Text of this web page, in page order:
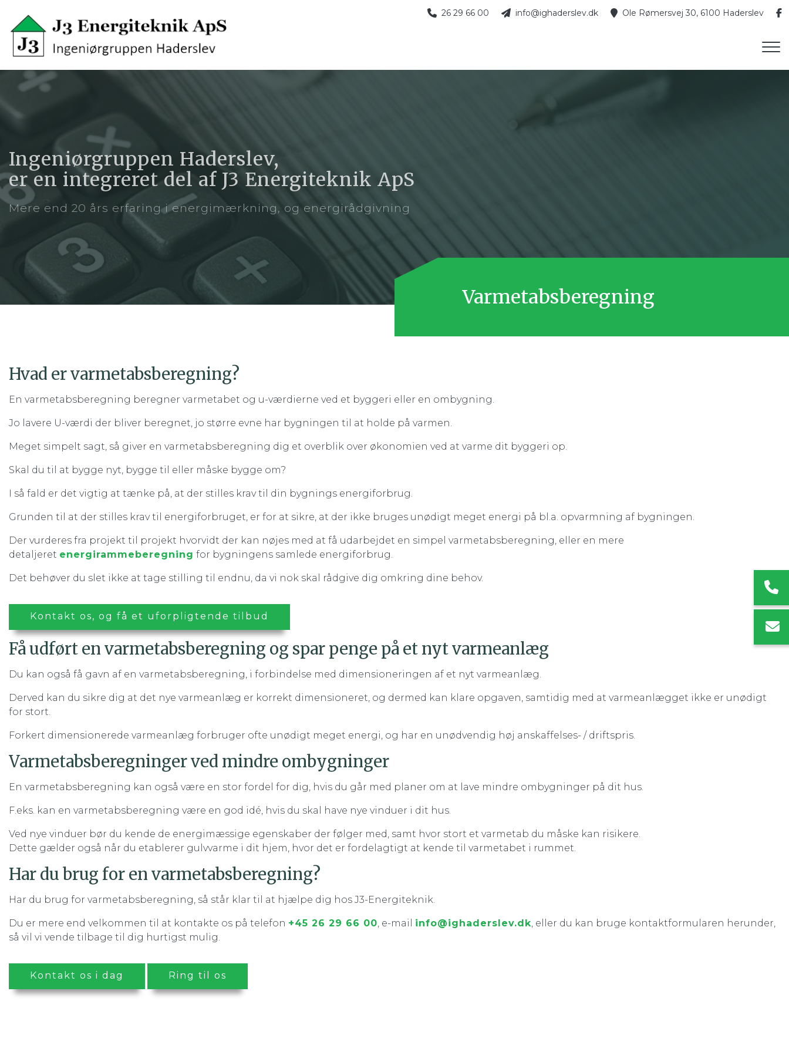
main
content
26 29 66 00 info@ighaderslev.dk Ole Rømersvej 30, 6100 Haderslev
Ingeniørgruppen Haderslev,
er en integreret del af J3 Energiteknik ApS
Mere end 20 års erfaring i energimærkning, og energirådgivning
Varmetabsberegning
Hvad er varmetabsberegning?
En varmetabsberegning beregner varmetabet og u-værdierne ved et byggeri eller en ombygning.
Jo lavere U-værdi der bliver beregnet, jo større evne har bygningen til at holde på varmen.
Meget simpelt sagt, så giver en varmetabsberegning dig et overblik over økonomien ved at varme dit byggeri op.
Skal du til at bygge nyt, bygge til eller måske bygge om?
I så fald er det vigtig at tænke på, at der stilles krav til din bygnings energiforbrug.
Grunden til at der stilles krav til energiforbruget, er for at sikre, at der ikke bruges unødigt meget energi på bl.a. opvarmning af bygningen.
Der vurderes fra projekt til projekt hvorvidt der kan nøjes med at få udarbejdet en simpel varmetabsberegning, eller en mere
detaljeret energirammeberegning for bygningens samlede energiforbrug.
Det behøver du slet ikke at tage stilling til endnu, da vi nok skal rådgive dig omkring dine behov.
Kontakt os, og få et uforpligtende tilbud
Få udført en varmetabsberegning og spar penge på et nyt varmeanlæg
Du kan også få gavn af en varmetabsberegning, i forbindelse med dimensioneringen af et nyt varmeanlæg.
Derved kan du sikre dig at det nye varmeanlæg er korrekt dimensioneret, og dermed kan klare opgaven, samtidig med at varmeanlægget ikke er unødigt
for stort.
Forkert dimensionerede varmeanlæg forbruger ofte unødigt meget energi, og har en unødvendig høj anskaffelses- / driftspris.
Varmetabsberegninger ved mindre ombygninger
En varmetabsberegning kan også være en stor fordel for dig, hvis du går med planer om at lave mindre ombygninger på dit hus.
F.eks. kan en varmetabsberegning være en god idé, hvis du skal have nye vinduer i dit hus.
Ved nye vinduer bør du kende de energimæssige egenskaber der følger med, samt hvor stort et varmetab du måske kan risikere.
Dette gælder også når du etablerer gulvvarme i dit hjem, hvor det er fordelagtigt at kende til varmetabet i rummet.
Har du brug for en varmetabsberegning?
Har du brug for varmetabsberegning, så står klar til at hjælpe dig hos J3-Energiteknik.
Du er mere end velkommen til at kontakte os på telefon +45 26 29 66 00, e-mail info@ighaderslev.dk, eller du kan bruge kontaktformularen herunder,
så vil vi vende tilbage til dig hurtigst mulig.
Kontakt os i dag Ring til os